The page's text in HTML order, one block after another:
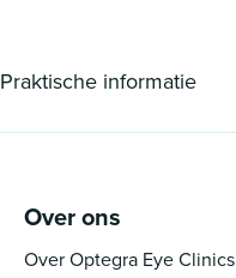
Praktische informatie
Over ons
Over Optegra Eye Clinics